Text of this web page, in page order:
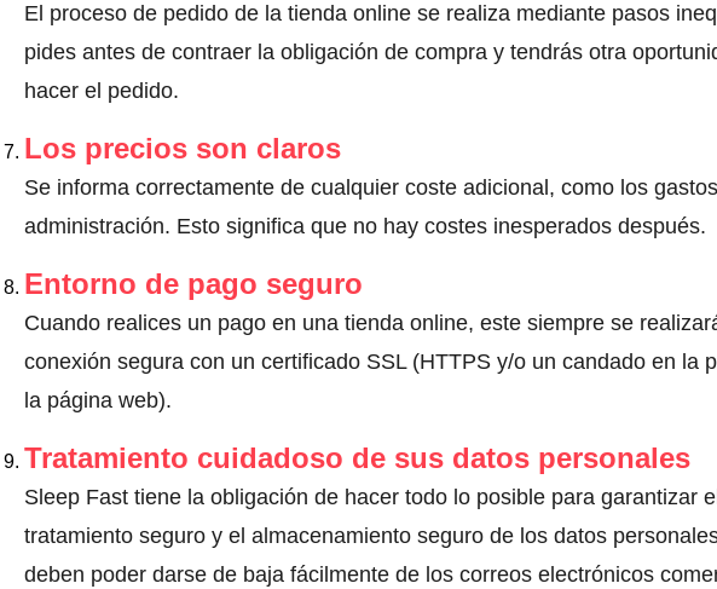
El proceso de pedido de la tienda online se realiza mediante pasos
pides antes de contraer la obligación de compra y tendrás otra
hacer el pedido.
Los precios son claros
Se informa correctamente de cualquier coste adicional, como los
administración. Esto significa que no hay costes inesperados después.
Entorno de pago seguro
Cuando realices un pago en una tienda online, este siempre se
conexión segura con un certificado SSL (HTTPS y/o un candado en la
la página web).
Tratamiento cuidadoso de sus datos personales
Sleep Fast tiene la obligación de hacer todo lo posible para garantizar
tratamiento seguro y el almacenamiento seguro de los datos
deben poder darse de baja fácilmente de los correos electrónicos